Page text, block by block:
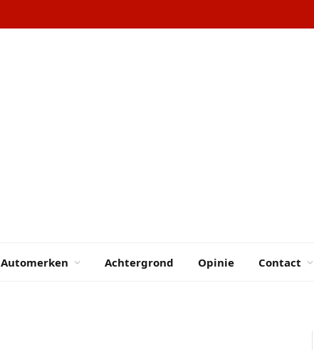
Automerken Achtergrond Opinie Contact